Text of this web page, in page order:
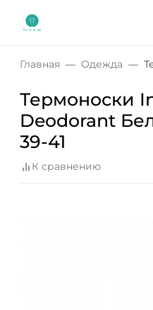
Главная Одежда
Термоноски
Deodorant
39-41
К сравнению